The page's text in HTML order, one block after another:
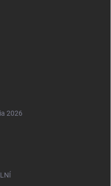
2026